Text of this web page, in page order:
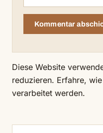
Diese Website
reduzieren. Erfahre,
verarbeitet werden.